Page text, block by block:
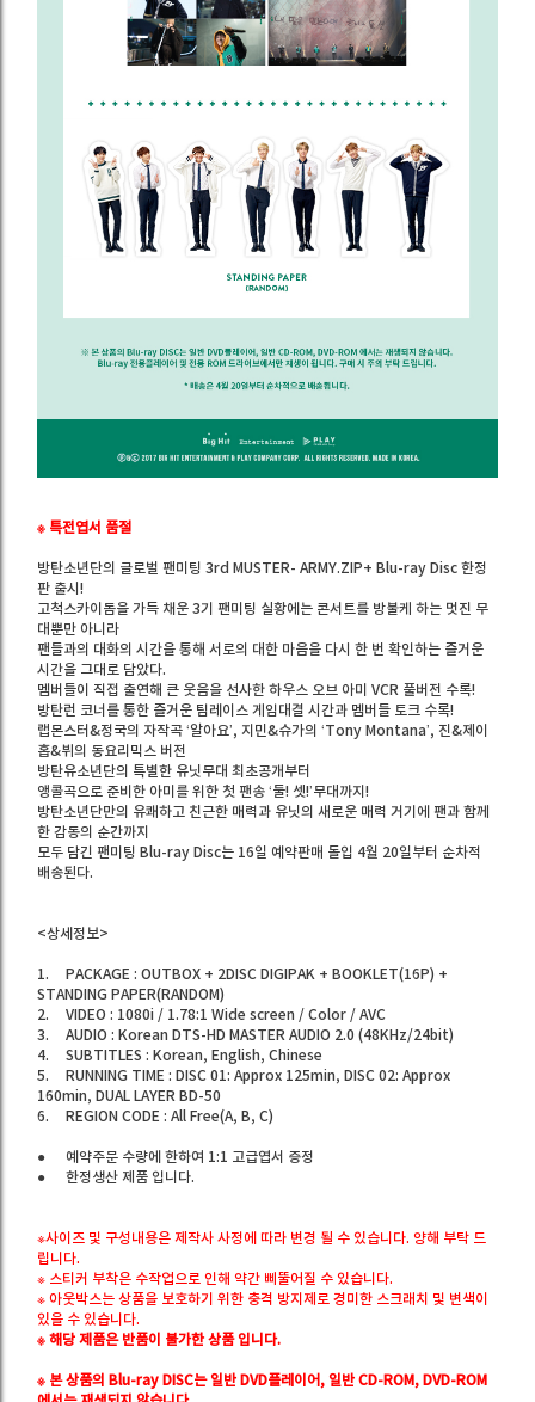
※ 특전엽서 품절
방탄소년단의 글로벌 팬미팅 3rd MUSTER- ARMY.ZIP+ Blu-ray Disc 한정
판 출시!
고척스카이돔을 가득 채운 3기 팬미팅 실황에는 콘서트를 방불케 하는 멋진 무
대뿐만 아니라
팬들과의 대화의 시간을 통해 서로의 대한 마음을 다시 한 번 확인하는 즐거운
시간을 그대로 담았다.
멤버들이 직접 출연해 큰 웃음을 선사한 하우스 오브 아미 VCR 풀버전 수록!
방탄런 코너를 통한 즐거운 팀레이스 게임대결 시간과 멤버들 토크 수록!
랩몬스터&정국의 자작곡 ‘알아요’, 지민&슈가의 ‘Tony Montana’, 진&제이
홉&뷔의 동요리믹스 버전
방탄유소년단의 특별한 유닛무대 최초공개부터
앵콜곡으로 준비한 아미를 위한 첫 팬송 ‘둘! 셋!’무대까지!
방탄소년단만의 유쾌하고 친근한 매력과 유닛의 새로운 매력 거기에 팬과 함께
한 감동의 순간까지
모두 담긴 팬미팅 Blu-ray Disc는 16일 예약판매 돌입 4월 20일부터 순차적
배송된다.
<상세정보>
1.
PACKAGE : OUTBOX + 2DISC DIGIPAK + BOOKLET(16P) +
STANDING PAPER(RANDOM)
2.
VIDEO : 1080i / 1.78:1 Wide screen / Color / AVC
3.
AUDIO : Korean DTS-HD MASTER AUDIO 2.0 (48KHz/24bit)
4.
SUBTITLES : Korean, English, Chinese
5.
RUNNING TIME : DISC 01: Approx 125min, DISC 02: Approx
160min, DUAL LAYER BD-50
6.
REGION CODE : All Free(A, B, C)
●
예약주문 수량에 한하여 1:1 고급엽서 증정
●
한정생산 제품 입니다.
※사이즈 및 구성내용은 제작사 사정에 따라 변경 될 수 있습니다. 양해 부탁 드
립니다.
※ 스티커 부착은 수작업으로 인해 약간 삐뚤어질 수 있습니다.
※ 아웃박스는 상품을 보호하기 위한 충격 방지제로 경미한 스크래치 및 변색이
있을 수 있습니다.
※ 해당 제품은 반품이 불가한 상품 입니다.
※ 본 상품의 Blu-ray DISC는 일반 DVD플레이어, 일반 CD-ROM, DVD-ROM